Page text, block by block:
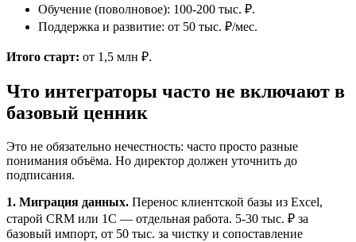
Обучение (поволновое): 100-200 тыс. ₽.
Поддержка и развитие: от 50 тыс. ₽/мес.
Итого старт: от 1,5 млн ₽.
Что интеграторы часто не включают в
базовый ценник
Это не обязательно нечестность: часто просто разные
понимания объёма. Но директор должен уточнить до
подписания.
1. Миграция данных. Перенос клиентской базы из Excel,
старой CRM или 1С — отдельная работа. 5-30 тыс. ₽ за
базовый импорт, от 50 тыс. за чистку и сопоставление